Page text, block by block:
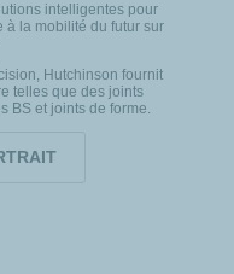
intelligentes pour
à la mobilité du futur sur
Hutchinson fournit
telles que des joints
BS et joints de forme.